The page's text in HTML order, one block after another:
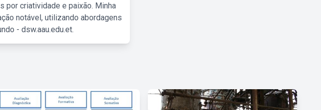
por criatividade e paixão. Minha
notável, utilizando abordagens
- dsw.aau.edu.et.